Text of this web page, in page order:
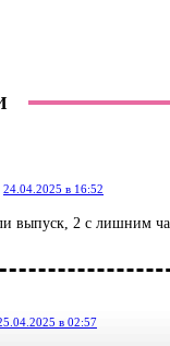
24.04.2025 в 16:52
выпуск, 2 с лишним
в 02:57